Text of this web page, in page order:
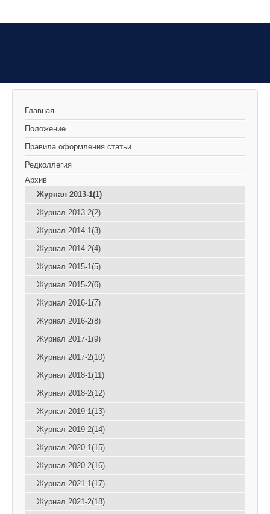
Главная
Положение
Правила оформления статьи
Редколлегия
Архив
Журнал 2013-1(1)
Журнал 2013-2(2)
Журнал 2014-1(3)
Журнал 2014-2(4)
Журнал 2015-1(5)
Журнал 2015-2(6)
Журнал 2016-1(7)
Журнал 2016-2(8)
Журнал 2017-1(9)
Журнал 2017-2(10)
Журнал 2018-1(11)
Журнал 2018-2(12)
Журнал 2019-1(13)
Журнал 2019-2(14)
Журнал 2020-1(15)
Журнал 2020-2(16)
Журнал 2021-1(17)
Журнал 2021-2(18)